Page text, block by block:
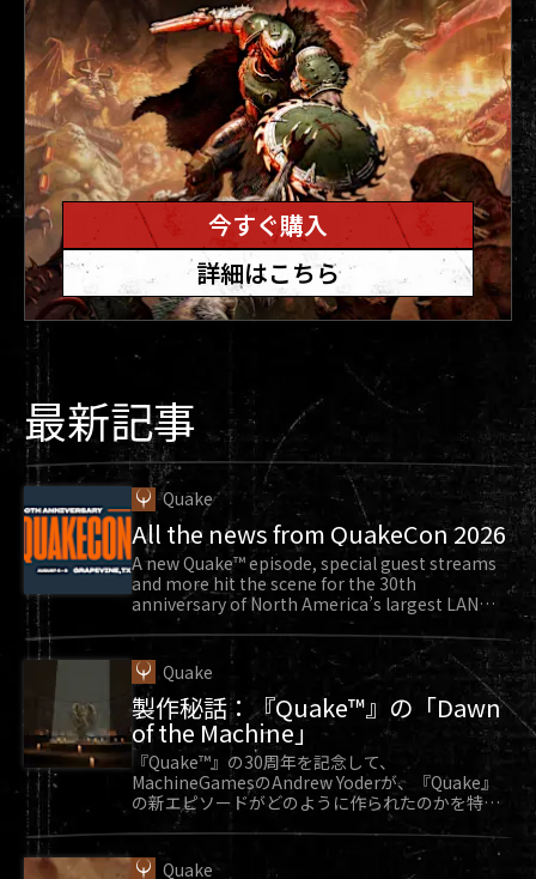
今すぐ購入
詳細はこちら
最新記事
Quake
All the news from QuakeCon 2026
A new Quake™ episode, special guest streams
and more hit the scene for the 30th
anniversary of North America’s largest LAN
Quake
製作秘話：『Quake™』の「Dawn
of the Machine」
『Quake™』の30周年を記念して、
MachineGamesのAndrew Yoderが、『Quake』
の新エピソードがどのように作られたのかを特別
に教えてくれます。
Quake